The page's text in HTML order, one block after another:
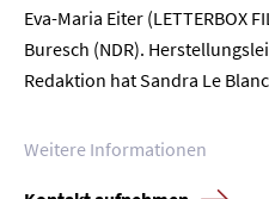
Eva-Maria Eiter (LETTERBOX
Buresch (NDR).
Redaktion hat Sandra Le
Weitere Informationen